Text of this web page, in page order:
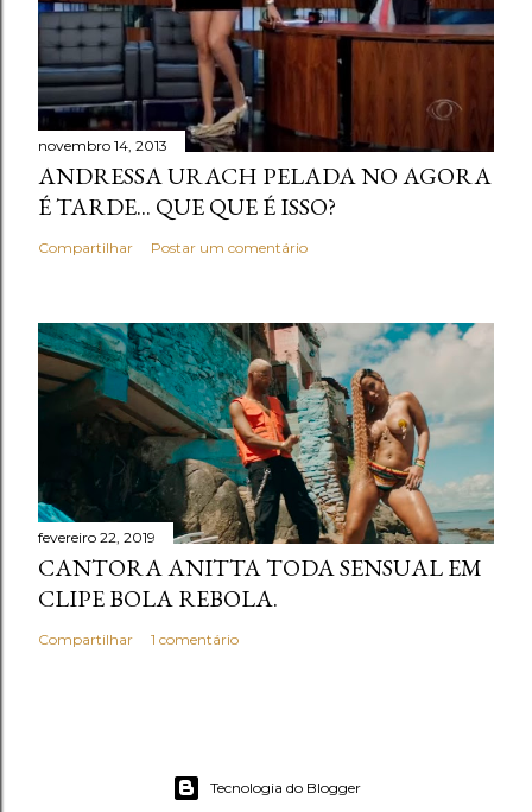
novembro 14, 2013
ANDRESSA URACH PELADA NO AGORA
É TARDE... QUE QUE É ISSO?
Compartilhar Postar um comentário
fevereiro 22, 2019
CANTORA ANITTA TODA SENSUAL EM
CLIPE BOLA REBOLA.
Compartilhar 1 comentário
Tecnologia do Blogger